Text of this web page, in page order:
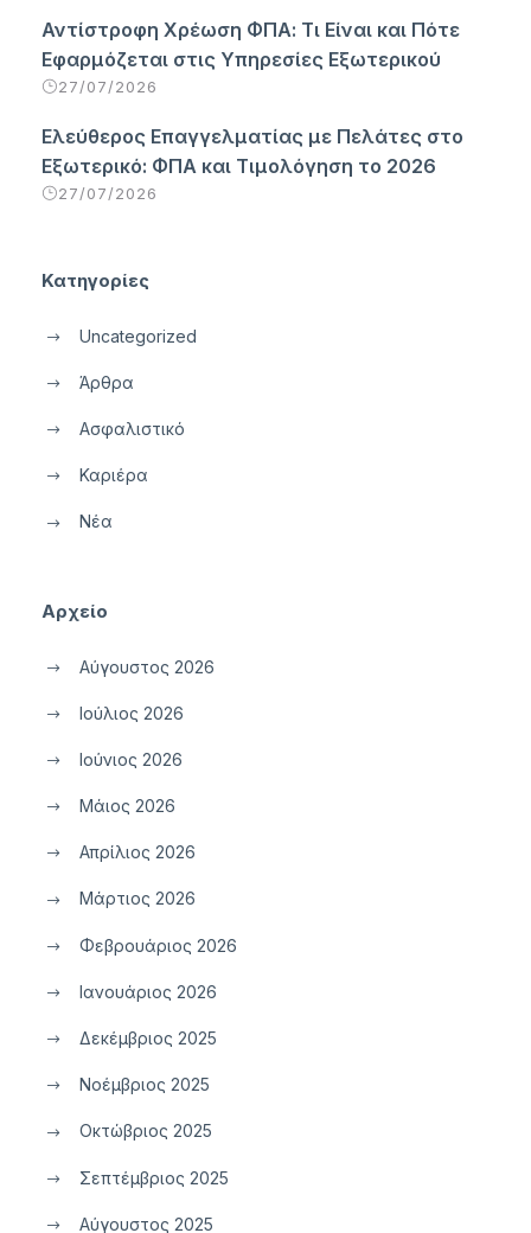
Αντίστροφη Χρέωση ΦΠΑ: Τι Είναι και Πότε
Εφαρμόζεται στις Υπηρεσίες Εξωτερικού
27/07/2026
Ελεύθερος Επαγγελματίας με Πελάτες στο
Εξωτερικό: ΦΠΑ και Τιμολόγηση το 2026
27/07/2026
Κατηγορίες
Uncategorized
Άρθρα
Ασφαλιστικό
Καριέρα
Νέα
Αρχείο
Αύγουστος 2026
Ιούλιος 2026
Ιούνιος 2026
Μάιος 2026
Απρίλιος 2026
Μάρτιος 2026
Φεβρουάριος 2026
Ιανουάριος 2026
Δεκέμβριος 2025
Νοέμβριος 2025
Οκτώβριος 2025
Σεπτέμβριος 2025
Αύγουστος 2025